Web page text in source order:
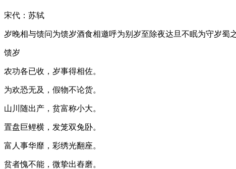
宋代：苏轼
岁晚相与馈问为馈岁酒食相邀呼为别岁至除夜达旦不眠为守岁
馈岁
农功各已收，岁事得相佐。
为欢恐无及，假物不论货。
山川随出产，贫富称小大。
置盘巨鲤横，发笼双兔卧。
富人事华靡，彩绣光翻座。
贫者愧不能，微挚出舂磨。